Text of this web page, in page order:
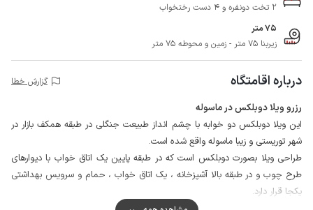
2 تخت دونفره و 4 دست رختخواب
75 متر
زیربنا 75 متر - زمین و محوطه 75 متر
درباره اقامتگاه گزارش خطا
رزرو ویلا دوبلکس در ماسوله
این ویلا دوبلکس دو خوابه با چشم انداز طبیعت جنگلی در طبقه همکف بازار در
شهر توریستی و زیبا ماسوله واقع شده است.
طراحی ویلا بصورت دوبلکس است که در طبقه پایین یک اتاق خواب با دیوارهای
طرح چوب و در طبقه بالا آشپزخانه ، یک اتاق خواب ، حمام و سرویس بهداشتی
یکجا قرار دارد.